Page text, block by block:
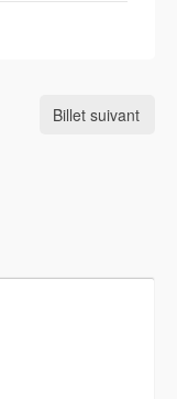
Billet suivant